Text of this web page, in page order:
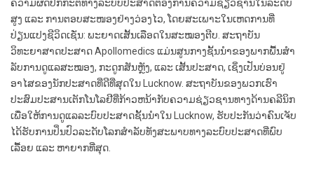
ຄວາມຜິດປົກກະຕິທາງລະບົບປະສາດຕ້ອງການຄວາມຊ່ຽວຊານໃນລະດັບ
ສູງ ແລະ ການຕອບສະໜອງຢ່າງວ່ອງໄວ, ໂດຍສະເພາະໃນເຫດການທີ່
ປ່ຽນແປງຊີວິດເຊັ່ນ: ພະຍາດເສັ້ນເລືອດໃນສະໝອງຕີບ. ສະຖາບັນ
ວິທະຍາສາດປະສາດ Apollomedics ແມ່ນສູນກາງຊັ້ນນໍາຂອງພາກພື້ນສໍາ
ລັບການດູແລສະໝອງ, ກະດູກສັນຫຼັງ, ແລະ ເສັ້ນປະສາດ, ເຊິ່ງເປັນບ່ອນຢູ່
ອາໄສຂອງນັກປະສາດທີ່ດີທີ່ສຸດໃນ Lucknow. ສະຖາບັນຂອງພວກເຮົາ
ປະສົມປະສານເຕັກໂນໂລຢີທີ່ກ້າວຫນ້າກັບຄວາມຊ່ຽວຊານທາງດ້ານຄລີນິກ
ເພື່ອໃຫ້ການດູແລລະບົບປະສາດຊັ້ນນໍາໃນ Lucknow, ຮັບປະກັນວ່າຄົນເຈັບ
ໄດ້ຮັບການປິ່ນປົວລະດັບໂລກສໍາລັບທັງສະພາບທາງລະບົບປະສາດທີ່ພົບ
ເລື້ອຍ ແລະ ຫາຍາກທີ່ສຸດ.